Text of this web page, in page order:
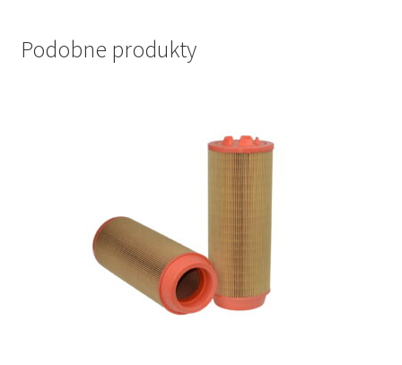
Podobne produkty